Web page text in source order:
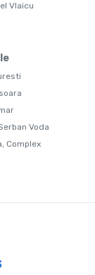
Vlaicu
Voda
Complex